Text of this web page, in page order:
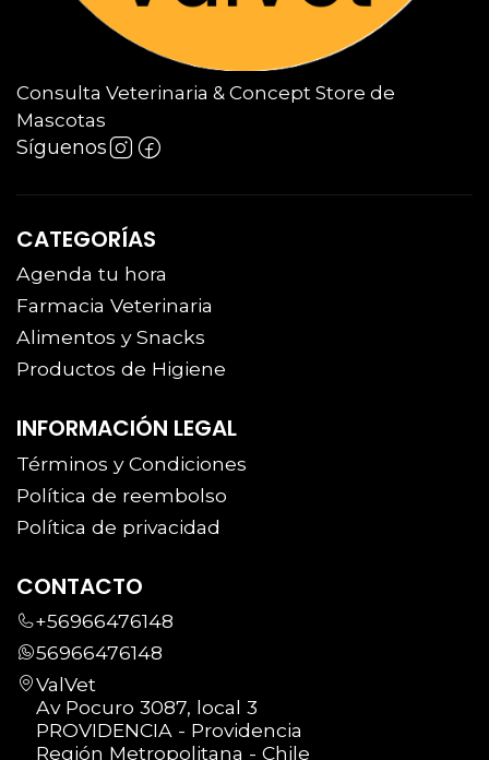
Consulta Veterinaria & Concept Store de
Mascotas
Síguenos
CATEGORÍAS
Agenda tu hora
Farmacia Veterinaria
Alimentos y Snacks
Productos de Higiene
INFORMACIÓN LEGAL
Términos y Condiciones
Política de reembolso
Política de privacidad
CONTACTO
+56966476148
56966476148
ValVet
Av Pocuro 3087, local 3
PROVIDENCIA - Providencia
Región Metropolitana - Chile